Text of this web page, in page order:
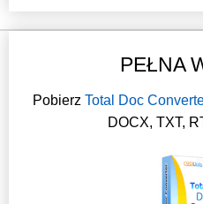
PEŁNA
Pobierz Total Doc
DOCX, TXT,